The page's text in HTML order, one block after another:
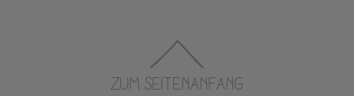
ZUM SEITENANFANG